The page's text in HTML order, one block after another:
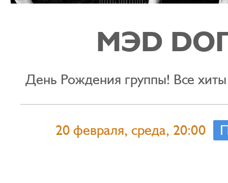
МЭD
День Рождения группы! Все
20 февраля, среда, 20:00